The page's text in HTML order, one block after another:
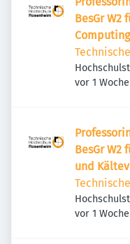
BesGr W2
Computing
Deutschland
Veröffentlicht
vor 1 Woche
BesGr W2
und
Deutschland
Veröffentlicht
vor 1 Woche